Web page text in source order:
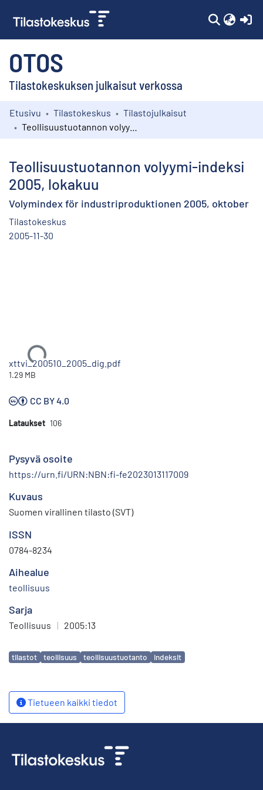
OTOS
Tilastokeskuksen julkaisut verkossa
Kokoelmat
Etusivu Tilastokeskus
Tilastojulkaisut
Teollisuustuotannon volyymi-indeksi
2005, lokakuu
Volymindex för industriproduktionen 2005, oktober
Tilastokeskus
2005-11-30
Ladataan...
xttvi_200510_2005_dig.pdf
1.29 MB
CC BY 4.0
Lataukset 106
Pysyvä osoite
https://urn.fi/URN:NBN:fi-fe2023013117009
Kuvaus
Suomen virallinen tilasto (SVT)
ISSN
0784-8234
Aihealue
teollisuus
Sarja
Teollisuus | 2005:13
Avainsanat
tilastot teollisuus teollisuustuotanto indeksit
Tietueen kaikki tiedot